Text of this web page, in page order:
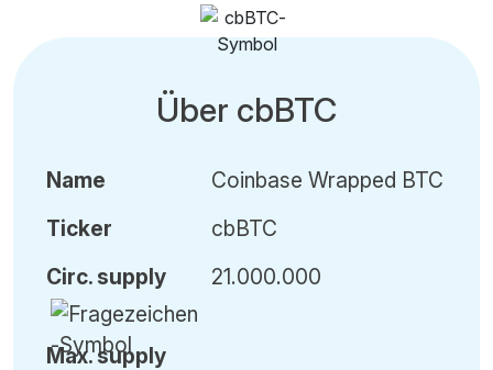
Über cbBTC
Name
Ticker
Circ. supply
Max. supply
Coinbase Wrapped BTC
cbBTC
21.000.000